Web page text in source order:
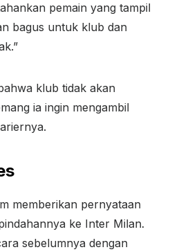
pemain yang tampil
bagus untuk klub dan
klub tidak akan
ia ingin mengambil
memberikan pernyataan
ke Inter Milan.
sebelumnya dengan